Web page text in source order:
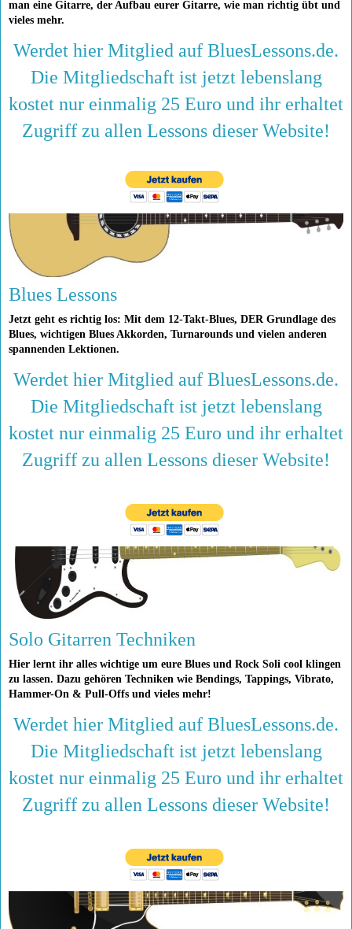
man eine Gitarre, der Aufbau eurer Gitarre, wie man richtig übt und
vieles mehr.
Werdet hier Mitglied auf BluesLessons.de.
Die Mitgliedschaft ist jetzt lebenslang
kostet nur einmalig 25 Euro und ihr erhaltet
Zugriff zu allen Lessons dieser Website!
Blues Lessons
Jetzt geht es richtig los: Mit dem 12-Takt-Blues, DER Grundlage des
Blues, wichtigen Blues Akkorden, Turnarounds und vielen anderen
spannenden Lektionen.
Werdet hier Mitglied auf BluesLessons.de.
Die Mitgliedschaft ist jetzt lebenslang
kostet nur einmalig 25 Euro und ihr erhaltet
Zugriff zu allen Lessons dieser Website!
Solo Gitarren Techniken
Hier lernt ihr alles wichtige um eure Blues und Rock Soli cool klingen
zu lassen. Dazu gehören Techniken wie Bendings, Tappings, Vibrato,
Hammer-On & Pull-Offs und vieles mehr!
Werdet hier Mitglied auf BluesLessons.de.
Die Mitgliedschaft ist jetzt lebenslang
kostet nur einmalig 25 Euro und ihr erhaltet
Zugriff zu allen Lessons dieser Website!